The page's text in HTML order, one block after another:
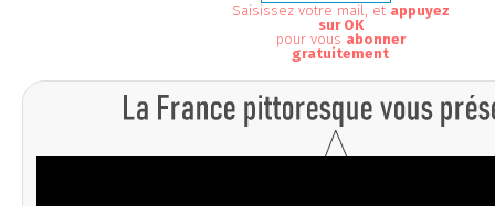
Saisissez votre mail, et appuyez
sur OK
pour vous abonner
gratuitement